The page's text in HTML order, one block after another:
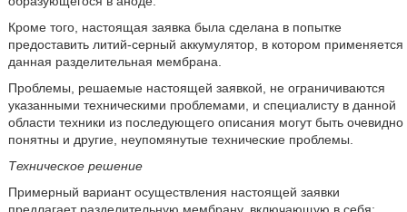
Кроме того, настоящая заявка была сделана в попытке
предоставить литий-серный аккумулятор, в котором применяется
данная разделительная мембрана.
Проблемы, решаемые настоящей заявкой, не ограничиваются
указанными техническими проблемами, и специалисту в данной
области техники из последующего описания могут быть очевидно
понятны и другие, неупомянутые технические проблемы.
Техническое решение
Примерный вариант осуществления настоящей заявки